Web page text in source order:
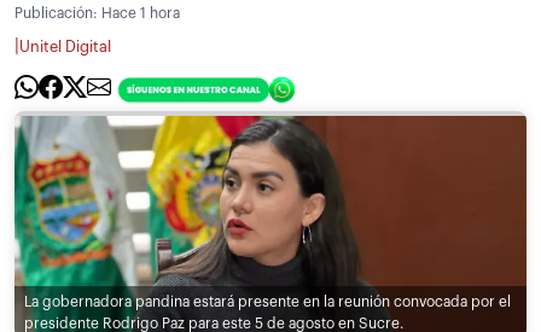
Publicación: Hace 1 hora
Unitel Digital
La gobernadora pandina estará presente en la reunión convocada por el
presidente Rodrigo Paz para este 5 de agosto en Sucre.